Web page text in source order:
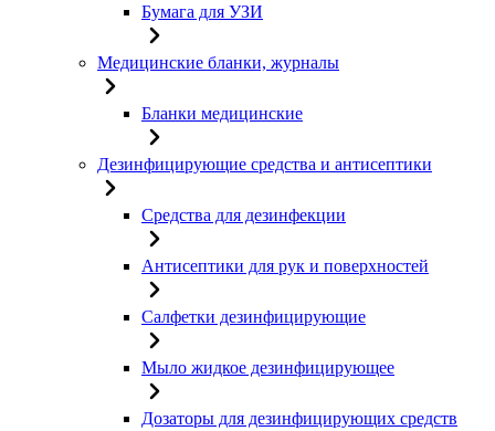
Бумага для УЗИ
Медицинские бланки, журналы
Бланки медицинские
Дезинфицирующие средства и антисептики
Средства для дезинфекции
Антисептики для рук и поверхностей
Салфетки дезинфицирующие
Мыло жидкое дезинфицирующее
Дозаторы для дезинфицирующих средств